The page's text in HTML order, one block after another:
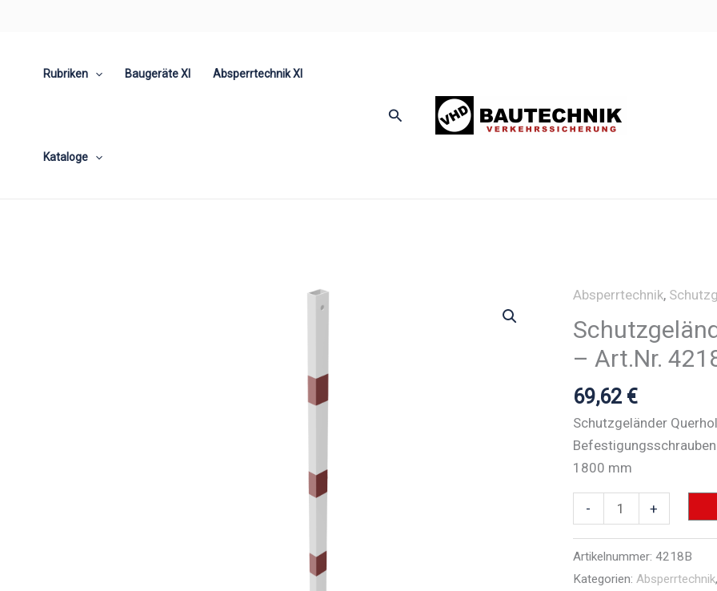
Rubriken Baugeräte XI Absperrtechnik XI
Kataloge
Suchen
Absperrtechnik,
– Art.Nr.
69,62 €
Schutzgeländer
1800 mm
-
Schutzgeländer
Stahlrohr
70
x70
+
Artikelnummer: 4218B
Kategorien: Absperrtechnik,